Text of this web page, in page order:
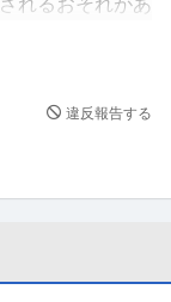
れるおそれがあ
を探してから転
違反報告する